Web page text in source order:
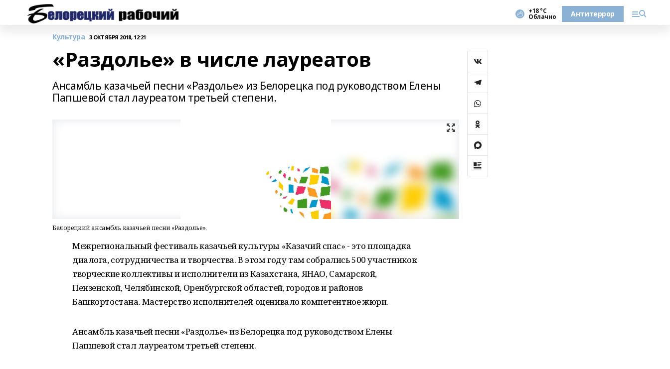
+18 °С
Облачно Антитеррор
Культура 3 ОКТЯБРЯ 2018, 12:21
«Раздолье» в числе лауреатов
Ансамбль казачьей песни «Раздолье» из Белорецка под руководством Елены
Папшевой стал лауреатом третьей степени.
Белорецкий ансамбль казачьей песни «Раздолье».
Межрегиональный фестиваль казачьей культуры «Казачий спас» - это площадка
диалога, сотрудничества и творчества. В этом году там собрались 500 участников:
творческие коллективы и исполнители из Казахстана, ЯНАО, Самарской,
Пензенской, Челябинской, Оренбургской областей, городов и районов
Башкортостана. Мастерство исполнителей оценивало компетентное жюри.
Ансамбль казачьей песни «Раздолье» из Белорецка под руководством Елены
Папшевой стал лауреатом третьей степени.